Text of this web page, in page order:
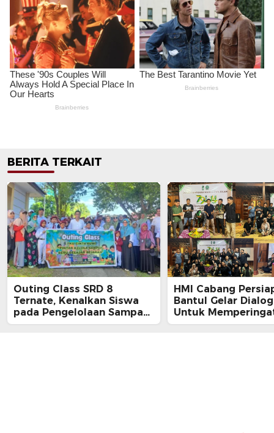
BERITA TERKAIT
Outing Class SRD 8
Ternate, Kenalkan Siswa
pada Pengelolaan Sampah
dan Sejarah Tidore
HMI Cabang
Bantul Gelar
Untuk
Ke-79 dan Ke-14